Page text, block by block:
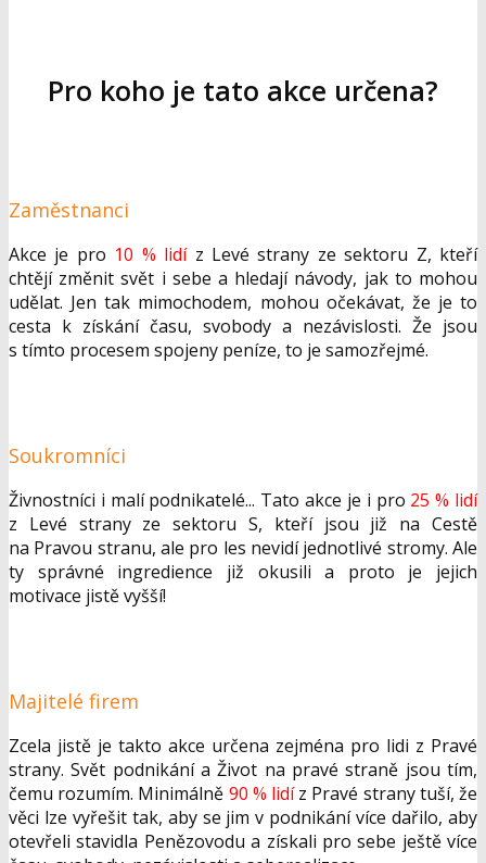
Pro koho je tato akce určena?
Zaměstnanci
Akce je pro 10 % lidíz Levé strany ze sektoru Z, kteří
chtějí změnit svět i sebe a hledají návody, jak to mohou
udělat. Jen tak mimochodem, mohou očekávat, že je to
cesta k získání času, svobody a nezávislosti. Že jsou
s tímto procesem spojeny peníze, to je samozřejmé.
Soukromníci
Živnostníci i malí podnikatelé... Tato akce je i pro 25 % lidí
z Levé strany ze sektoru S, kteří jsou již na Cestě
na Pravou stranu, ale pro les nevidí jednotlivé stromy. Ale
ty správné ingredience již okusili a proto je jejich
motivace jistě vyšší!
Majitelé firem
Zcela jistě je takto akce určena zejména pro lidi z Pravé
strany. Svět podnikání a Život na pravé straně jsou tím,
čemu rozumím. Minimálně 90 % lidíz Pravé strany tuší, že
věci lze vyřešit tak, aby se jim v podnikání více dařilo, aby
otevřeli stavidla Penězovodu a získali pro sebe ještě více